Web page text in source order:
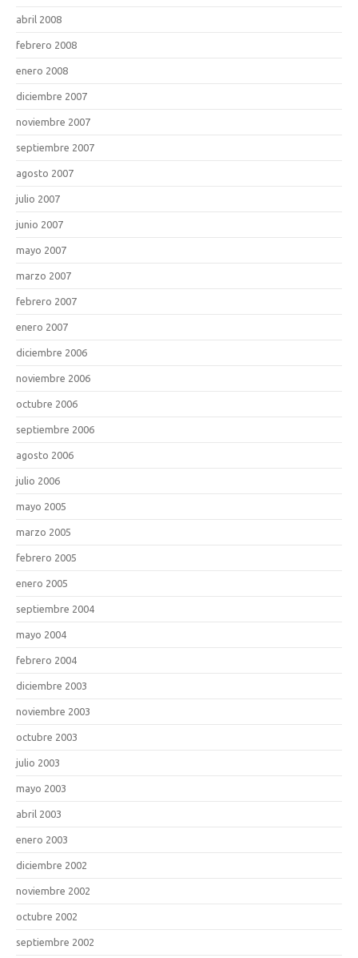
abril 2008
febrero 2008
enero 2008
diciembre 2007
noviembre 2007
septiembre 2007
agosto 2007
julio 2007
junio 2007
mayo 2007
marzo 2007
febrero 2007
enero 2007
diciembre 2006
noviembre 2006
octubre 2006
septiembre 2006
agosto 2006
julio 2006
mayo 2005
marzo 2005
febrero 2005
enero 2005
septiembre 2004
mayo 2004
febrero 2004
diciembre 2003
noviembre 2003
octubre 2003
julio 2003
mayo 2003
abril 2003
enero 2003
diciembre 2002
noviembre 2002
octubre 2002
septiembre 2002